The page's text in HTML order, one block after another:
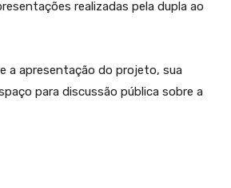
realizadas pela dupla ao
a apresentação do projeto, sua
para discussão pública sobre a